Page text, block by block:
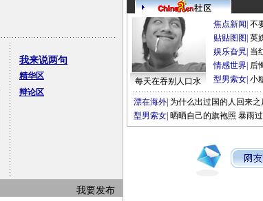
我来说两句
精华区
辩论区
我要发布
每天在吞别人口水
焦点新闻 不
贴贴图图 英
娱乐旮旯 当
情感世界 后
型男索女 小
漂在海外 为什么出过国的人回来
型男索女 晒晒自己的旗袍照 暴雨